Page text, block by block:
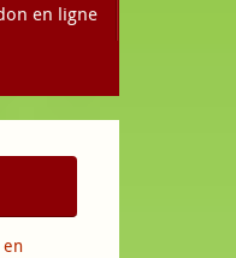
en ligne
en